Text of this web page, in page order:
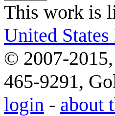
This work is
United States
© 2007-
465-9291,
login - about